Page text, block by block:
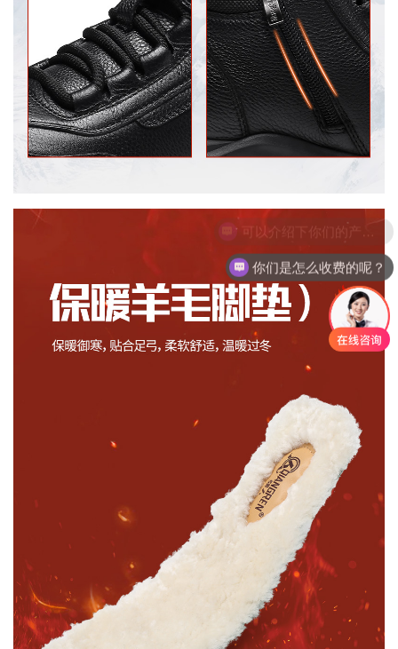
你们是怎么收费的呢？